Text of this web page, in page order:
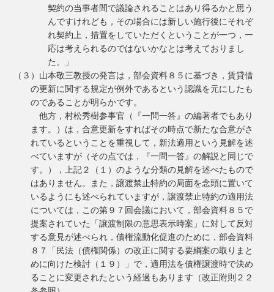
契約の当事者間で議論されることはあり得るかと思う
んですけれども，その場合には新しい施行後にそれぞ
れ契約上，措置をしていただくということが一つ，一
応は考えられるのではないかなとは考えておりまし
た。」
（３）山本敬三教授の発言は，部会資料８５に基づき，賃貸借
の更新に関する規定が例外であるという認識を元にしたも
のであることが明らかです。
他方，村松秀樹参事官（『一問一答』の編著者でもあり
ます。）は，合意更新をすればその時点で新たな合意がさ
れているということを重視して，新法適用という見解を述
べていますが（その点では，『一問一答』の解説と同じで
す。），上記２（１）のような分類の見解を述べたもので
はありません。また，譲渡禁止特約の局面を念頭に置いて
いるようにも述べられていますが，譲渡禁止特約の適用法
については，この第９７回会議において，部会資料８５で
提案されていた「譲渡制限の意思表示時案」に対して反対
する意見が述べられ，債権流動化促進のために，部会資料
８７「民法（債権関係）の改正に関する要綱案の取りまと
めに向けた検討（１９）」で，適用法を債権譲渡時で決め
ることに変更されたという経過もあります（改正附則２２